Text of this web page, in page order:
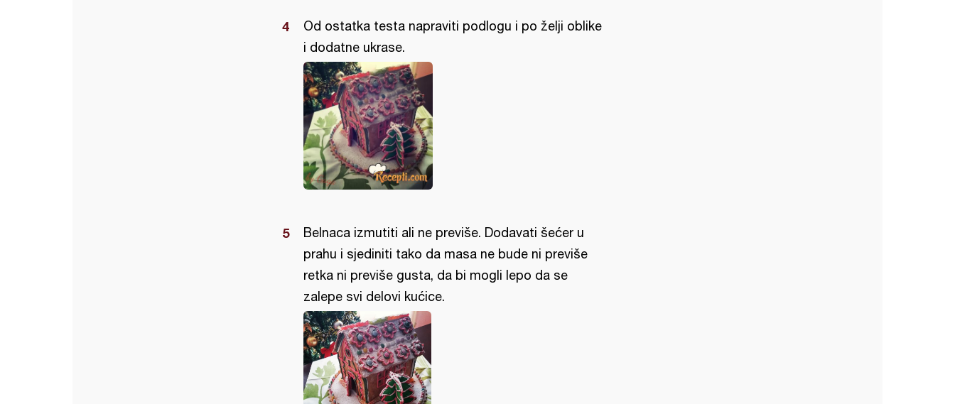
Od ostatka testa napraviti podlogu i po želji oblike
i dodatne ukrase.
Belnaca izmutiti ali ne previše. Dodavati šećer u
prahu i sjediniti tako da masa ne bude ni previše
retka ni previše gusta, da bi mogli lepo da se
zalepe svi delovi kućice.